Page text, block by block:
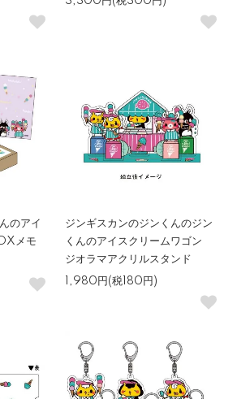
のアイ
メモ
ジンギスカンのジンくんのジン
くんのアイスクリームワゴン
ジオラマアクリルスタンド
1,980円(税180円)